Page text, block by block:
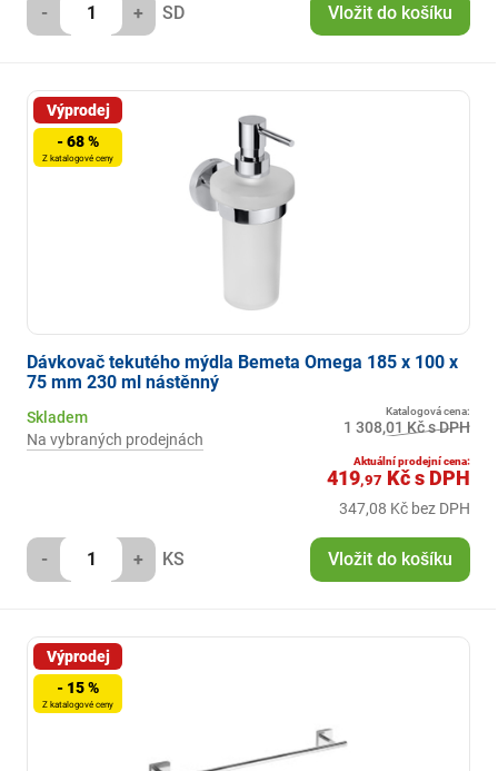
- + SD Vložit do košíku
Výprodej
- 68 %
Z katalogové ceny
Dávkovač tekutého mýdla Bemeta Omega 185 x 100 x
75 mm 230 ml nástěnný
Skladem
Na vybraných prodejnách
Katalogová cena:
1 308,01 Kč s DPH
Aktuální prodejní cena:
419,97 Kčs DPH
347,08 Kč bez DPH
- + KS Vložit do košíku
Výprodej
- 15 %
Z katalogové ceny